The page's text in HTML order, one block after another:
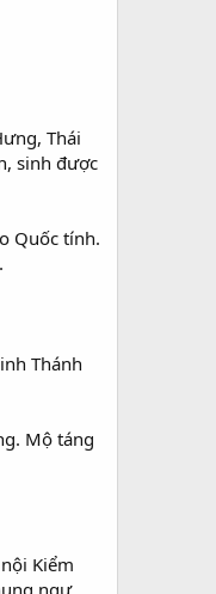
Thái
sinh được
Quốc tính.
Thánh
Mộ táng
Kiểm
ngự